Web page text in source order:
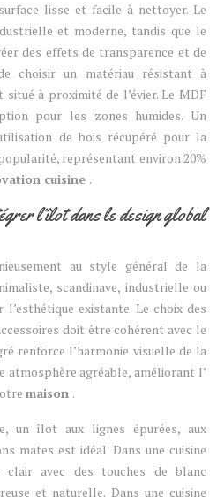
lisse et facile à nettoyer. Le
et moderne, tandis que le
des effets de transparence et de
choisir un matériau résistant à
à proximité de l’évier. Le MDF
pour les zones humides. Un
de bois récupéré pour la
représentant environ 20%
cuisine .
l’îlot dans le design global
au style général de la
scandinave, industrielle ou
existante. Le choix des
doit être cohérent avec le
renforce l’harmonie visuelle de la
atmosphère agréable, améliorant l’
maison .
un îlot aux lignes épurées, aux
mates est idéal. Dans une cuisine
avec des touches de blanc
et naturelle. Dans une cuisine